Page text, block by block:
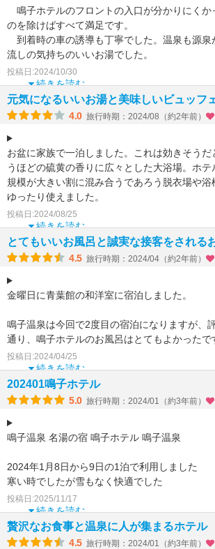
鳴子ホテルのフロントの入口が分かりにくか
のを除けばすべて満足です。
到着時の車の誘導も丁寧でした。温泉も源泉
流しの気持ちのいいお湯でした。
一番感動したのは、料理です。新鮮な材料で丁
続きを読む
投稿日:2024/10/30
元気になるいいお湯と美味しいビュッフ
4.0 旅行時期：2024/08（約2年前）
お盆に家族で一泊しました。これは効きそうだ
うほどの硫黄の香りに広々とした大浴場。ホテ
規模が大きい割に混み合うであろう脱衣場や浴
ゆったり使えました。
レストランの食事は名物料理の牛タン焼に
続きを読む
投稿日:2024/08/25
とてもいいお風呂と誠実な接客をされる
4.5 旅行時期：2024/04（約2年前）
金曜日に青葉館の和洋室に宿泊しました。
鳴子温泉は今回で2度目の宿泊になりますが、
通り、鳴子ホテルのお風呂はとてもよかったで
泉質がいいのはもちろん、お風呂も広々としてい
て、とても清潔
続きを読む
投稿日:2024/04/25
202401鳴子ホテル
5.0 旅行時期：2024/01（約3年前）
鳴子温泉 名湯の宿 鳴子ホテル 鳴子温泉
2024年1月8日から9日の1泊で利用しました
寒い時でしたが雪もなく快適でした
予約サイト:Yahooトラベル
●プラン名称 ：
続きを読む
投稿日:2025/11/17
贅沢なお食事と温泉に人が集まるホテル
4.5 旅行時期：2024/01（約3年前）